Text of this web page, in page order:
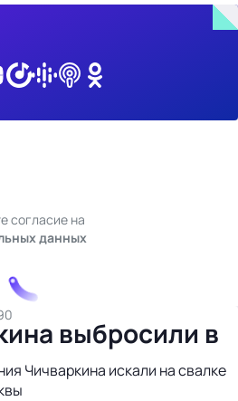
согласие на
данных
выбросили в
Чичваркина искали на свалке